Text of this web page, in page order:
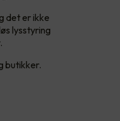
det er ikke
lysstyring
butikker.